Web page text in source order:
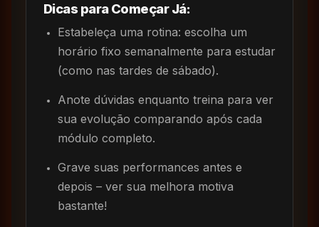
Dicas para Começar Já:
Estabeleça uma rotina: escolha um
horário fixo semanalmente para estudar
(como nas tardes de sábado).
Anote dúvidas enquanto treina para ver
sua evolução comparando após cada
módulo completo.
Grave suas performances antes e
depois – ver sua melhora motiva
bastante!